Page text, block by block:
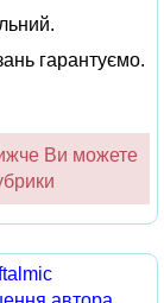
гарантуємо.
Ви можете